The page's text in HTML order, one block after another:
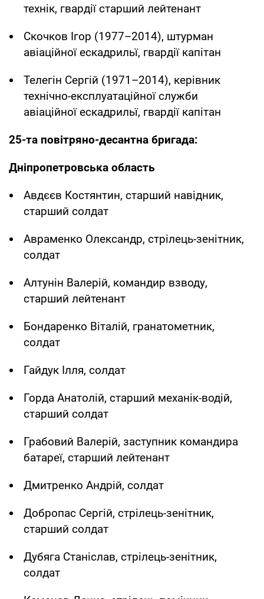
технік, гвардії старший лейтенант
Скочков Ігор (1977–2014), штурман
авіаційної ескадрильї, гвардії капітан
Телегін Сергій (1971–2014), керівник
технічно-експлуатаційної служби
авіаційної ескадрильї, гвардії капітан
25-та повітряно-десантна бригада:
Дніпропетровська область
Авдєєв Костянтин, старший навідник,
старший солдат
Авраменко Олександр, стрілець-зенітник,
солдат
Алтунін Валерій, командир взводу,
старший лейтенант
Бондаренко Віталій, гранатометник,
солдат
Гайдук Ілля, солдат
Горда Анатолій, старший механік-водій,
старший солдат
Грабовий Валерій, заступник командира
батареї, старший лейтенант
Дмитренко Андрій, солдат
Добропас Сергій, стрілець-зенітник,
старший солдат
Дубяга Станіслав, стрілець-зенітник,
солдат